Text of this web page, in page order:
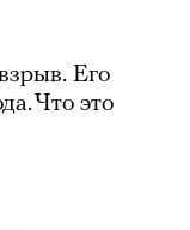
Его
Что это